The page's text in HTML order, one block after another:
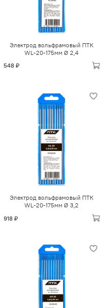
Электрод вольфрамовый ПТК
WL-20-175мм Ø 2,4
548 ₽
Электрод вольфрамовый ПТК
WL-20-175мм Ø 3,2
918 ₽